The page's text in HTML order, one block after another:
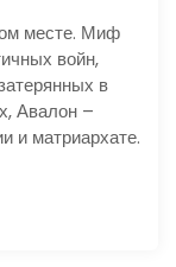
месте. Миф
войн,
в
Авалон –
и матриархате.